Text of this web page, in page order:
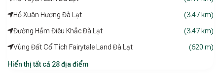
Hồ Xuân Hương Đà Lạt (3.47 km)
Đường Hầm Điêu Khắc Đà Lạt (3.47 km)
Vùng Đất Cổ Tích Fairytale Land Đà Lạt (620 m)
Hiển thị tất cả 28 địa điểm